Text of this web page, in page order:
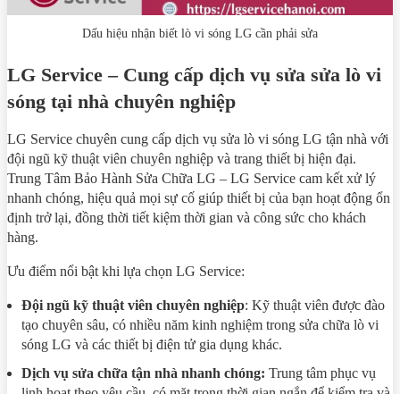
Dấu hiệu nhận biết lò vi sóng LG cần phải sửa
LG Service – Cung cấp dịch vụ sửa sửa lò vi
sóng tại nhà chuyên nghiệp
LG Service chuyên cung cấp dịch vụ sửa lò vi sóng LG tận nhà với
đội ngũ kỹ thuật viên chuyên nghiệp và trang thiết bị hiện đại.
Trung Tâm Bảo Hành Sửa Chữa LG – LG Service cam kết xử lý
nhanh chóng, hiệu quả mọi sự cố giúp thiết bị của bạn hoạt động ổn
định trở lại, đồng thời tiết kiệm thời gian và công sức cho khách
hàng.
Ưu điểm nổi bật khi lựa chọn LG Service:
Đội ngũ kỹ thuật viên chuyên nghiệp: Kỹ thuật viên được đào
tạo chuyên sâu, có nhiều năm kinh nghiệm trong sửa chữa lò vi
sóng LG và các thiết bị điện tử gia dụng khác.
Dịch vụ sửa chữa tận nhà nhanh chóng: Trung tâm phục vụ